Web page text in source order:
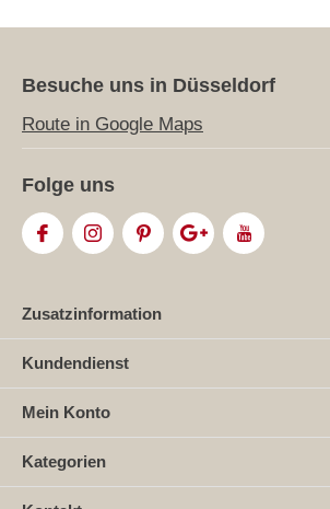
Besuche uns in Düsseldorf
Route in Google Maps
Folge uns
Zusatzinformation
Kundendienst
Mein Konto
Kategorien